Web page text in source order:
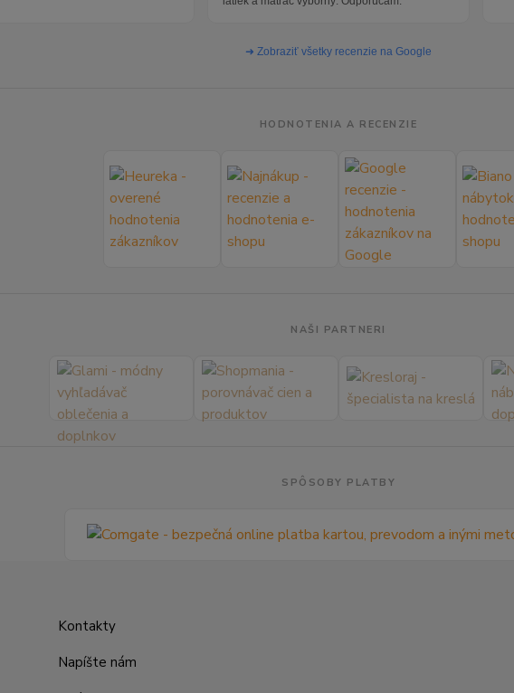
➜ Zobraziť všetky recenzie na Google
HODNOTENIA A RECENZIE
NAŠI PARTNERI
SPÔSOBY PLATBY
Kontakty
Napíšte nám